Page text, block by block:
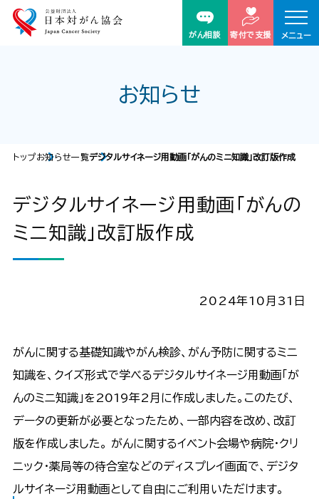
がん相談 寄付で支援 メニュー
お知らせ
トップお知らせ一覧デジタルサイネージ用動画「がんのミニ知識」改訂版作成
デジタルサイネージ用動画「がんの
ミニ知識」改訂版作成
2024年10月31日
がんに関する基礎知識やがん検診、がん予防に関するミニ
知識を、クイズ形式で学べるデジタルサイネージ用動画「が
んのミニ知識」を2019年2月に作成しました。このたび、
データの更新が必要となったため、一部内容を改め、改訂
版を作成しました。 がんに関するイベント会場や病院・クリ
ニック・薬局等の待合室などのディスプレイ画面で、デジタ
ルサイネージ用動画として自由にご利用いただけます。